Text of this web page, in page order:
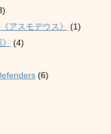
アスモデウス》
(1)
(4)
(6)